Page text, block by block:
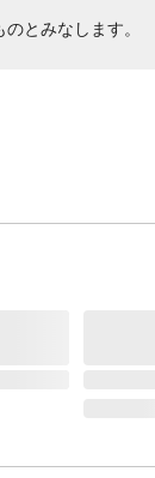
とみなします。